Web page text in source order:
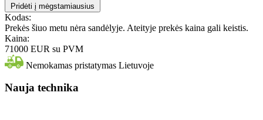
Pridėti į mėgstamiausius
Kodas:
Prekės šiuo metu nėra sandėlyje. Ateityje prekės kaina gali keistis.
Kaina:
71000 EUR su PVM
Nemokamas pristatymas Lietuvoje
Nauja technika